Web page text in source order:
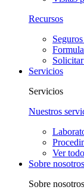
Recursos
Servicios
Servicios
Nuestros
Ver
Sobre nosotros
Sobre nosotros